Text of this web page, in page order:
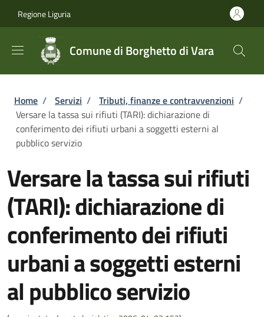
Regione Liguria
Comune di Borghetto di Vara
Briciole di pane
Home / Servizi / Tributi, finanze e contravvenzioni /
Versare la tassa sui rifiuti (TARI): dichiarazione di
conferimento dei rifiuti urbani a soggetti esterni al
pubblico servizio
Versare la tassa sui rifiuti
(TARI): dichiarazione di
conferimento dei rifiuti
urbani a soggetti esterni
al pubblico servizio